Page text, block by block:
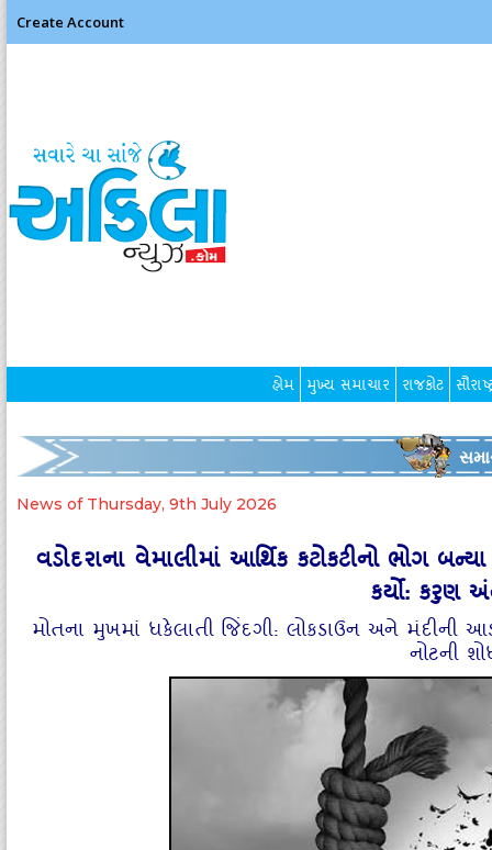
Create Account
હોમ મુખ્ય સમાચાર રાજકોટ
News of Thursday, 9th July 2026
વડોદરાના વેમાલીમાં આર્થિક કટોકટીનો ભોગ
કર્યો: કરુણ
મોતના મુખમાં ધકેલાતી જિંદગી: લોકડાઉન અને મંદીની
નોટની